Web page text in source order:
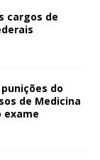
cargos de
do
de Medicina
exame